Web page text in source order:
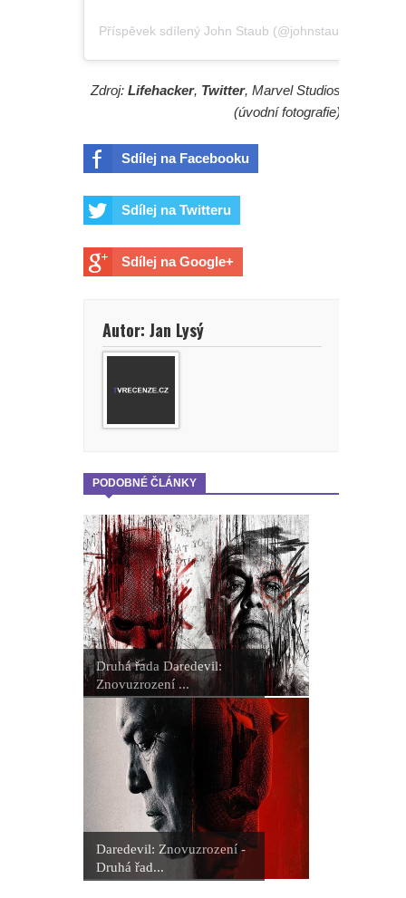
Zdroj: Lifehacker, Twitter, Marvel Studios
(úvodní fotografie)
Sdílej na Facebooku
Sdílej na Twitteru
Sdílej na Google+
Autor: Jan Lysý
PODOBNÉ ČLÁNKY
Druhá řada Daredevil:
Znovuzrození ...
Daredevil: Znovuzrození -
Druhá řad...